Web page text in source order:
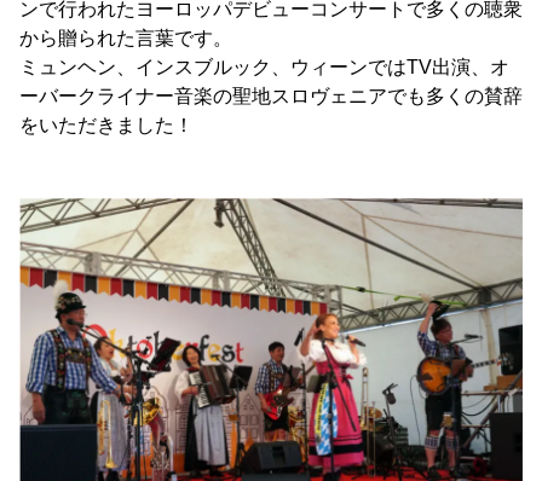
ンで行われたヨーロッパデビューコンサートで多くの聴衆
から贈られた言葉です。
ミュンヘン、インスブルック、ウィーンではTV出演、オ
ーバークライナー音楽の聖地スロヴェニアでも多くの賛辞
をいただきました！